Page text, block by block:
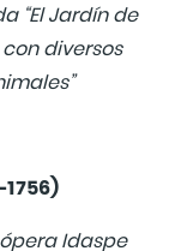
“El Jardín de
diversos
Idaspe